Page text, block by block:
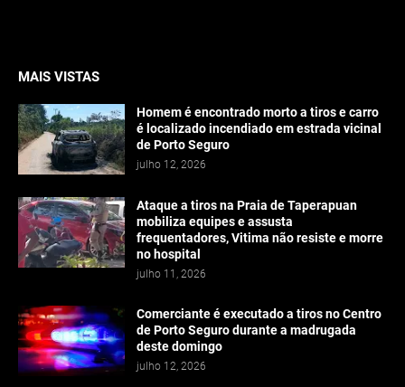
MAIS VISTAS
Homem é encontrado morto a tiros e carro
é localizado incendiado em estrada vicinal
de Porto Seguro
julho 12, 2026
Ataque a tiros na Praia de Taperapuan
mobiliza equipes e assusta
frequentadores, Vitima não resiste e morre
no hospital
julho 11, 2026
Comerciante é executado a tiros no Centro
de Porto Seguro durante a madrugada
deste domingo
julho 12, 2026